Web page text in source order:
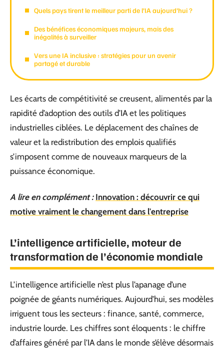
Quels pays tirent le meilleur parti de l’IA aujourd’hui ?
Des bénéfices économiques majeurs, mais des
inégalités à surveiller
Vers une IA inclusive : stratégies pour un avenir
partagé et durable
Les écarts de compétitivité se creusent, alimentés par la
rapidité d’adoption des outils d’IA et les politiques
industrielles ciblées. Le déplacement des chaînes de
valeur et la redistribution des emplois qualifiés
s’imposent comme de nouveaux marqueurs de la
puissance économique.
A lire en complément : Innovation : découvrir ce qui
motive vraiment le changement dans l'entreprise
L’intelligence artificielle, moteur de
transformation de l’économie mondiale
L’intelligence artificielle n’est plus l’apanage d’une
poignée de géants numériques. Aujourd’hui, ses modèles
irriguent tous les secteurs : finance, santé, commerce,
industrie lourde. Les chiffres sont éloquents : le chiffre
d’affaires généré par l’IA dans le monde s’élève désormais